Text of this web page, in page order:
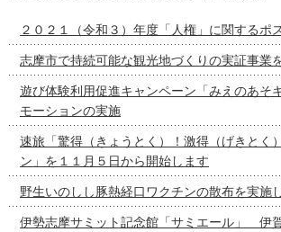
２０２１（令和３）年度「人権」に関するポ
志摩市で持続可能な観光地づくりの実証事業
遊び体験利用促進キャンペーン「みえのあそ
モーションの実施
速旅「驚得（きょうとく）！激得（げきとく
ン」を１１月５日から開始します
野生いのしし豚熱経口ワクチンの散布を実施
伊勢志摩サミット記念館「サミエール」 伊